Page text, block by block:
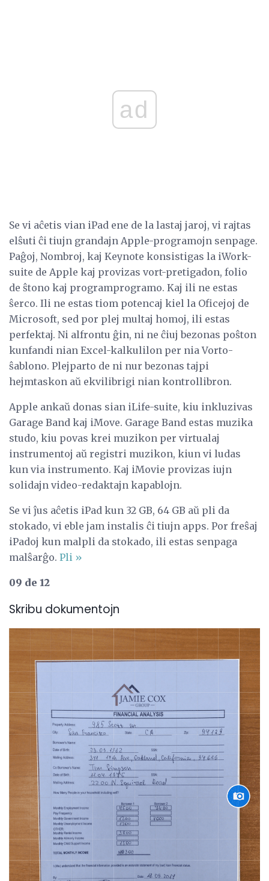
ad
Se vi aĉetis vian iPad ene de la lastaj jaroj, vi rajtas
elŝuti ĉi tiujn grandajn Apple-programojn senpage.
Paĝoj, Nombroj, kaj Keynote konsistigas la iWork-
suite de Apple kaj provizas vort-pretigadon, folio
de ŝtono kaj programprogramo. Kaj ili ne estas
ŝerco. Ili ne estas tiom potencaj kiel la Oficejoj de
Microsoft, sed por plej multaj homoj, ili estas
perfektaj. Ni alfrontu ĝin, ni ne ĉiuj bezonas poŝton
kunfandi nian Excel-kalkulilon per nia Vorto-
ŝablono. Plejparto de ni nur bezonas tajpi
hejmtaskon aŭ ekvilibrigi nian kontrollibron.
Apple ankaŭ donas sian iLife-suite, kiu inkluzivas
Garage Band kaj iMove. Garage Band estas muzika
studo, kiu povas krei muzikon per virtualaj
instrumentoj aŭ registri muzikon, kiun vi ludas
kun via instrumento. Kaj iMovie provizas iujn
solidajn video-redaktajn kapablojn.
Se vi ĵus aĉetis iPad kun 32 GB, 64 GB aŭ pli da
stokado, vi eble jam instalis ĉi tiujn apps. Por freŝaj
iPadoj kun malpli da stokado, ili estas senpaga
malŝarĝo. Pli »
09 de 12
Skribu dokumentojn